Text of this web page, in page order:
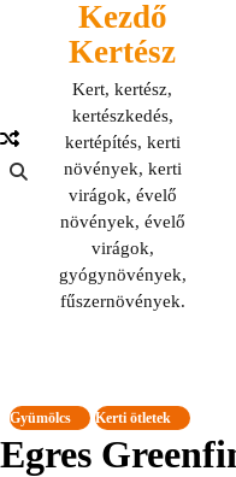
Kezdő
Kertész
Kert, kertész,
kertészkedés,
kertépítés, kerti
növények, kerti
virágok, évelő
növények, évelő
virágok,
gyógynövények,
fűszernövények.
Gyümölcs Kerti ötletek
Egres